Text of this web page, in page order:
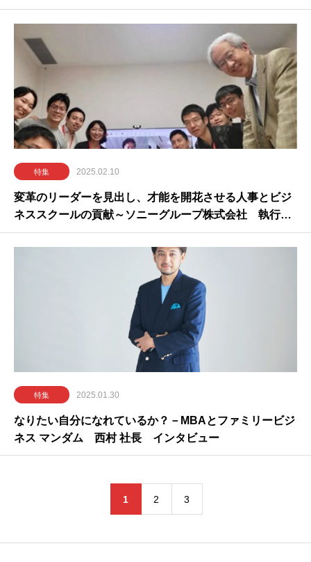
view with Mr. Ambe, Senior Executive Vice President,
Sony Group Corporation
特集 2025.02.10
変革のリーダーを見出し、才能を開花させる人事とビジ
ネススクールの貢献～ソニーグループ株式会社 執行
役 専務 安部様インタビュー
特集 2025.01.30
なりたい自分になれているか？－MBAとファミリービジ
ネス マンダム 西村 社長 インタビュー
1 2 3